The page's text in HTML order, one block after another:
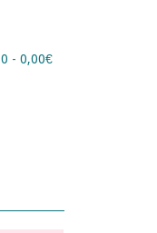
0 - 0,00€